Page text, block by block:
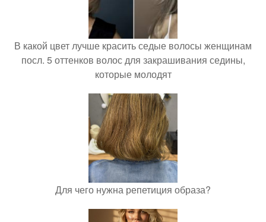
В какой цвет лучше красить седые волосы женщинам
посл. 5 оттенков волос для закрашивания седины,
которые молодят
Для чего нужна репетиция образа?